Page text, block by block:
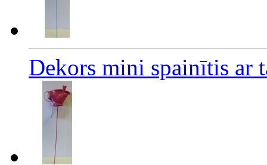
Dekors mini spainītis ar